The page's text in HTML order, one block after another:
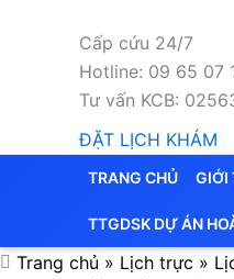
Cấp cứu 24/7
Hotline: 09 65 07
Tư vấn KCB:
ĐẶT LỊCH KHÁM
TRANG CHỦ GIỚI
TTGDSK DỰ ÁN
Trang chủ » Lịch trực »